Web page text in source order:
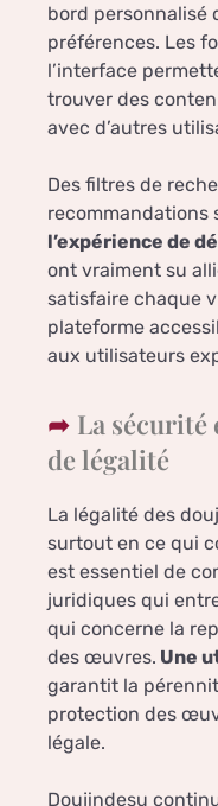
bord personnalisé
préférences. Les
l’interface
trouver des
avec d’autres
Des filtres de
recommandations
l’expérience de
ont vraiment su
satisfaire chaque
plateforme
aux utilisateurs
La sécurité
de légalité
La légalité des
surtout en ce qui
est essentiel de
juridiques qui
qui concerne la
des œuvres. Une
garantit la
protection des
légale.
Doujindesu